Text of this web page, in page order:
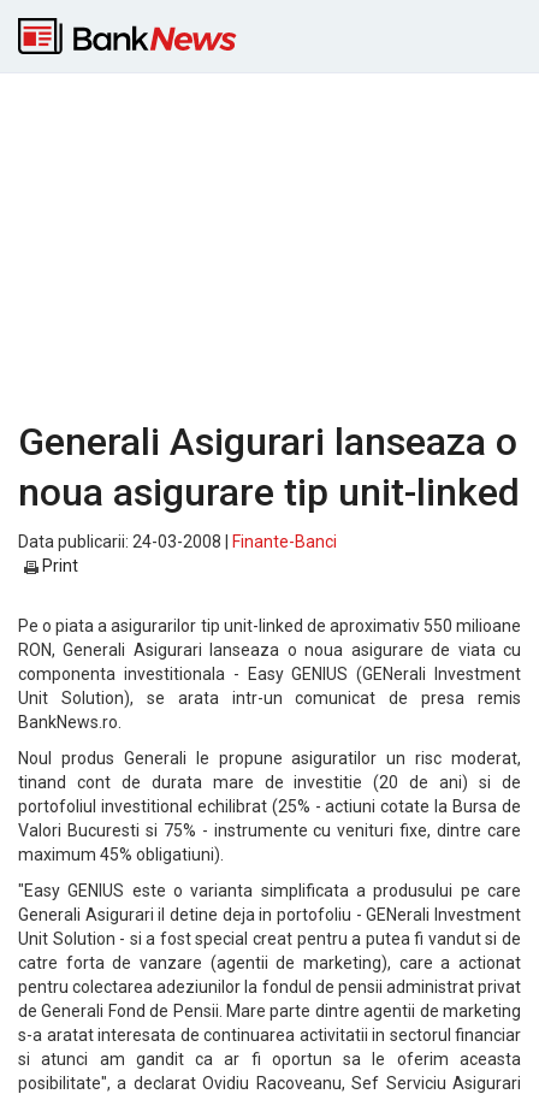
Generali Asigurari lanseaza o
noua asigurare tip unit-linked
Data publicarii: 24-03-2008 |
Finante-Banci
Print
Pe o piata a asigurarilor tip unit-linked de aproximativ 550 milioane
RON, Generali Asigurari lanseaza o noua asigurare de viata cu
componenta investitionala - Easy GENIUS (GENerali Investment
Unit Solution), se arata intr-un comunicat de presa remis
BankNews.ro.
Noul produs Generali le propune asiguratilor un risc moderat,
tinand cont de durata mare de investitie (20 de ani) si de
portofoliul investitional echilibrat (25% - actiuni cotate la Bursa de
Valori Bucuresti si 75% - instrumente cu venituri fixe, dintre care
maximum 45% obligatiuni).
"Easy GENIUS este o varianta simplificata a produsului pe care
Generali Asigurari il detine deja in portofoliu - GENerali Investment
Unit Solution - si a fost special creat pentru a putea fi vandut si de
catre forta de vanzare (agentii de marketing), care a actionat
pentru colectarea adeziunilor la fondul de pensii administrat privat
de Generali Fond de Pensii. Mare parte dintre agentii de marketing
s-a aratat interesata de continuarea activitatii in sectorul financiar
si atunci am gandit ca ar fi oportun sa le oferim aceasta
posibilitate", a declarat Ovidiu Racoveanu, Sef Serviciu Asigurari